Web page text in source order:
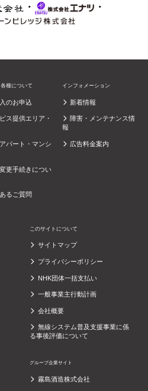
・
・
種について
のお申込
ス提供エリア・
パート・マンシ
更手続きについ
るご質問
インフォメーション
新着情報
障害・メンテナンス情
報
広告料金案内
このサイトについて
サイトマップ
プライバシーポリシー
NHK団体一括支払い
一般事業主行動計画
会社概要
無線システム普及支援事業に係
る事後評価について
グループ企業サイト
霧島酒造株式会社